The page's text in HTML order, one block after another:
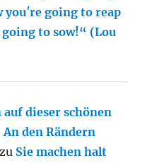
you′re going to reap
going to sow!“ (Lou
dieser schönen
den Rändern
zu Sie machen halt